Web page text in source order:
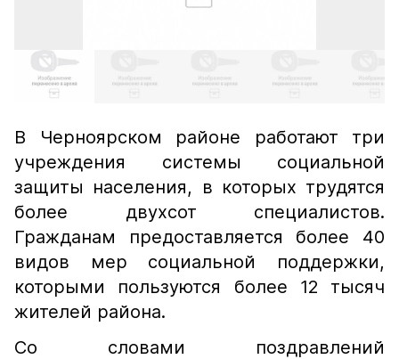
В Черноярском районе работают три
учреждения системы социальной
защиты населения, в которых трудятся
более двухсот специалистов.
Гражданам предоставляется более 40
видов мер социальной поддержки,
которыми пользуются более 12 тысяч
жителей района.
Со словами поздравлений